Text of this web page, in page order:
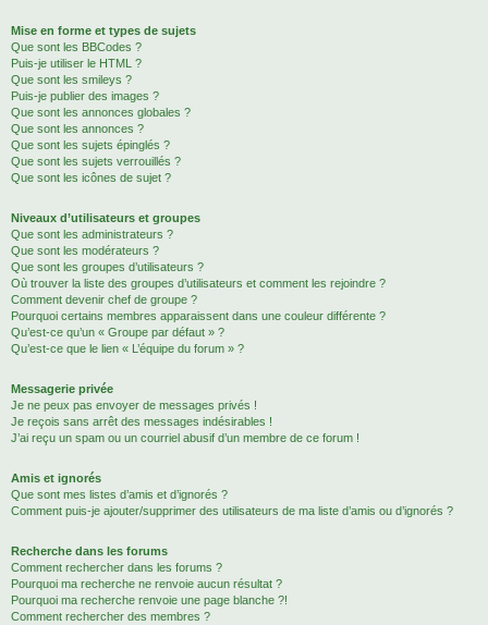
Mise en forme et types de sujets
Que sont les BBCodes ?
Puis-je utiliser le HTML ?
Que sont les smileys ?
Puis-je publier des images ?
Que sont les annonces globales ?
Que sont les annonces ?
Que sont les sujets épinglés ?
Que sont les sujets verrouillés ?
Que sont les icônes de sujet ?
Niveaux d’utilisateurs et groupes
Que sont les administrateurs ?
Que sont les modérateurs ?
Que sont les groupes d’utilisateurs ?
Où trouver la liste des groupes d’utilisateurs et comment les rejoindre ?
Comment devenir chef de groupe ?
Pourquoi certains membres apparaissent dans une couleur différente ?
Qu’est-ce qu’un « Groupe par défaut » ?
Qu’est-ce que le lien « L’équipe du forum » ?
Messagerie privée
Je ne peux pas envoyer de messages privés !
Je reçois sans arrêt des messages indésirables !
J’ai reçu un spam ou un courriel abusif d’un membre de ce forum !
Amis et ignorés
Que sont mes listes d’amis et d’ignorés ?
Comment puis-je ajouter/supprimer des utilisateurs de ma liste d’amis ou d’ignorés ?
Recherche dans les forums
Comment rechercher dans les forums ?
Pourquoi ma recherche ne renvoie aucun résultat ?
Pourquoi ma recherche renvoie une page blanche ?!
Comment rechercher des membres ?